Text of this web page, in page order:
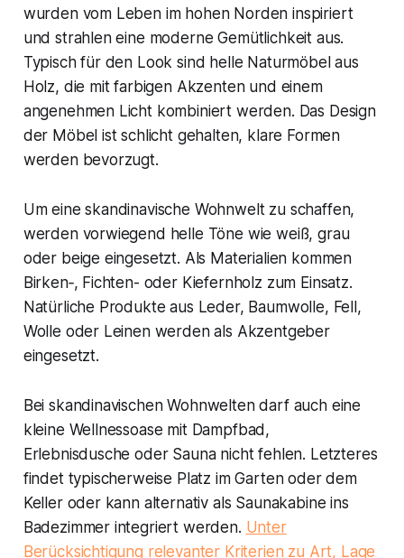
wurden vom Leben im hohen Norden inspiriert
und strahlen eine moderne Gemütlichkeit aus.
Typisch für den Look sind helle Naturmöbel aus
Holz, die mit farbigen Akzenten und einem
angenehmen Licht kombiniert werden. Das Design
der Möbel ist schlicht gehalten, klare Formen
werden bevorzugt.
Um eine skandinavische Wohnwelt zu schaffen,
werden vorwiegend helle Töne wie weiß, grau
oder beige eingesetzt. Als Materialien kommen
Birken‑, Fichten- oder Kiefernholz zum Einsatz.
Natürliche Produkte aus Leder, Baumwolle, Fell,
Wolle oder Leinen werden als Akzentgeber
eingesetzt.
Bei skandinavischen Wohnwelten darf auch eine
kleine Wellnessoase mit Dampfbad,
Erlebnisdusche oder Sauna nicht fehlen. Letzteres
findet typischerweise Platz im Garten oder dem
Keller oder kann alternativ als Saunakabine ins
Badezimmer integriert werden. Unter
Berücksichtigung relevanter Kriterien zu Art, Lage